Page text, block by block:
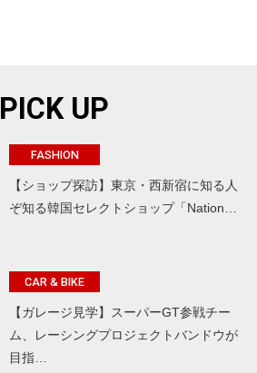
PICK UP
FASHION
【ショップ探訪】東京・西新宿に知る人
ぞ知る韓国セレクトショップ「Nation…
CAR & BIKE
【ガレージ見学】スーパーGT参戦チー
ム、レーシングプロジェクトバンドウが
目指…